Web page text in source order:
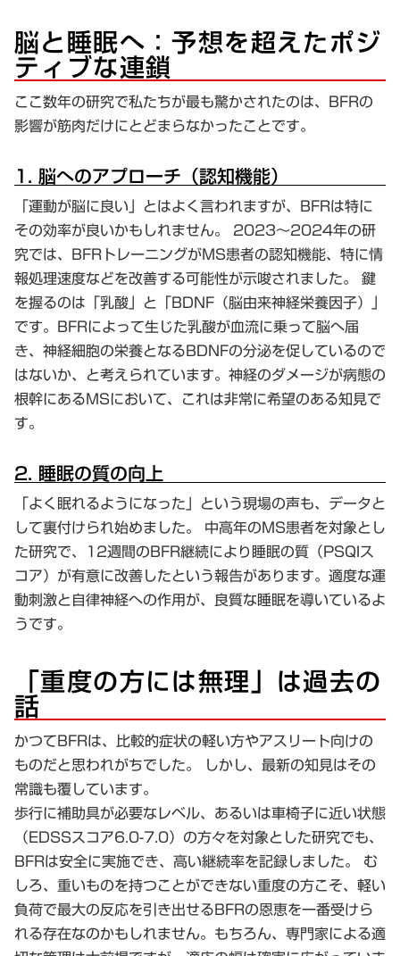
脳と睡眠へ：予想を超えたポジ
ティブな連鎖
ここ数年の研究で私たちが最も驚かされたのは、BFRの
影響が筋肉だけにとどまらなかったことです。
1. 脳へのアプローチ（認知機能）
「運動が脳に良い」とはよく言われますが、BFRは特に
その効率が良いかもしれません。 2023〜2024年の研
究では、BFRトレーニングがMS患者の認知機能、特に情
報処理速度などを改善する可能性が示唆されました。 鍵
を握るのは「乳酸」と「BDNF（脳由来神経栄養因子）」
です。BFRによって生じた乳酸が血流に乗って脳へ届
き、神経細胞の栄養となるBDNFの分泌を促しているので
はないか、と考えられています。神経のダメージが病態の
根幹にあるMSにおいて、これは非常に希望のある知見で
す。
2. 睡眠の質の向上
「よく眠れるようになった」という現場の声も、データと
して裏付けられ始めました。 中高年のMS患者を対象とし
た研究で、12週間のBFR継続により睡眠の質（PSQIス
コア）が有意に改善したという報告があります。適度な運
動刺激と自律神経への作用が、良質な睡眠を導いているよ
うです。
「重度の方には無理」は過去の
話
かつてBFRは、比較的症状の軽い方やアスリート向けの
ものだと思われがちでした。 しかし、最新の知見はその
常識も覆しています。
歩行に補助具が必要なレベル、あるいは車椅子に近い状態
（EDSSスコア6.0-7.0）の方々を対象とした研究でも、
BFRは安全に実施でき、高い継続率を記録しました。 む
しろ、重いものを持つことができない重度の方こそ、軽い
負荷で最大の反応を引き出せるBFRの恩恵を一番受けら
れる存在なのかもしれません。もちろん、専門家による適